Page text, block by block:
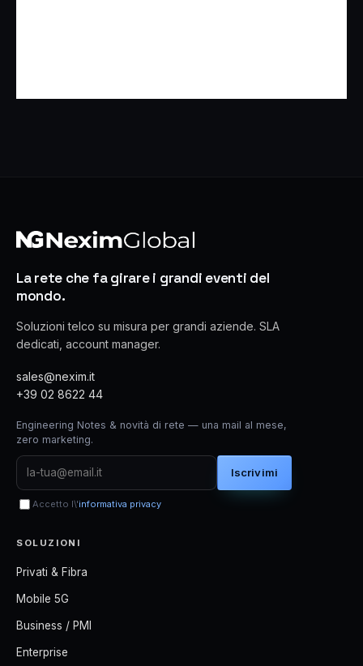
La rete che fa girare i grandi eventi del
mondo.
Soluzioni telco su misura per grandi aziende. SLA
dedicati, account manager.
sales@nexim.it
+39 02 8622 44
Engineering Notes & novità di rete — una mail al mese,
zero marketing.
Iscrivimi
Accetto l\'informativa privacy
SOLUZIONI
Privati & Fibra
Mobile 5G
Business / PMI
Enterprise